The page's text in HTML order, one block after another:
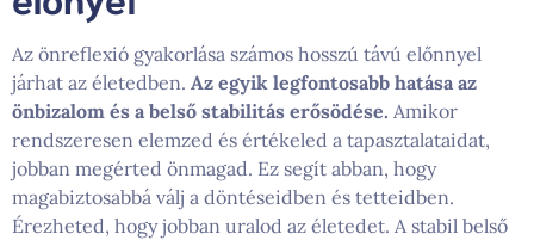
Az önreflexió gyakorlása számos hosszú távú előnnyel
járhat az életedben. Az egyik legfontosabb hatása az
önbizalom és a belső stabilitás erősödése. Amikor
rendszeresen elemzed és értékeled a tapasztalataidat,
jobban megérted önmagad. Ez segít abban, hogy
magabiztosabbá válj a döntéseidben és tetteidben.
Érezheted, hogy jobban uralod az életedet. A stabil belső